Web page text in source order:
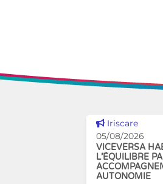
Voir cette
Iriscare
05/08/2026
VICEVERSA
L’ÉQUILIBRE
AUTONOMIE